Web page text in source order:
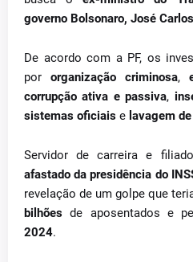
governo Bolsonaro, José
De acordo com a PF, os
por organização criminosa,
corrupção ativa e passiva,
sistemas oficiais e lavagem
Servidor de carreira e
afastado da presidência do
revelação de um golpe que
bilhões de aposentados e
2024.